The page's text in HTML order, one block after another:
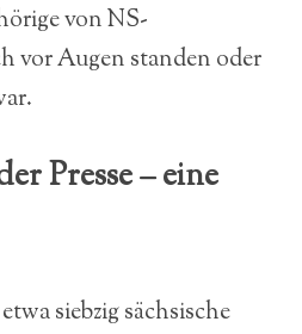
von NS-
vor Augen standen oder
Presse – eine
siebzig sächsische